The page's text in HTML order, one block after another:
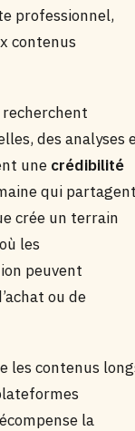
professionnel,
contenus
des analyses
une crédibilité
qui
crée un terrain
les
peuvent
ou de
les contenus
la